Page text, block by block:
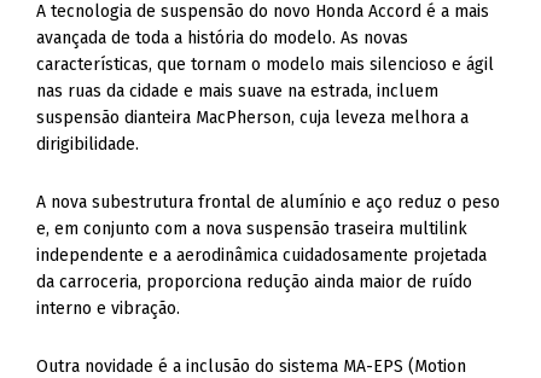
A tecnologia de suspensão do novo Honda Accord é a mais
avançada de toda a história do modelo. As novas
características, que tornam o modelo mais silencioso e ágil
nas ruas da cidade e mais suave na estrada, incluem
suspensão dianteira MacPherson, cuja leveza melhora a
dirigibilidade.
A nova subestrutura frontal de alumínio e aço reduz o peso
e, em conjunto com a nova suspensão traseira multilink
independente e a aerodinâmica cuidadosamente projetada
da carroceria, proporciona redução ainda maior de ruído
interno e vibração.
Outra novidade é a inclusão do sistema MA-EPS (Motion